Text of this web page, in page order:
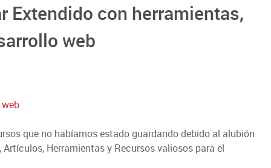
Extendido con herramientas,
web
web
que no habíamos estado guardando debido al alubión
Herramientas y Recursos valiosos para el